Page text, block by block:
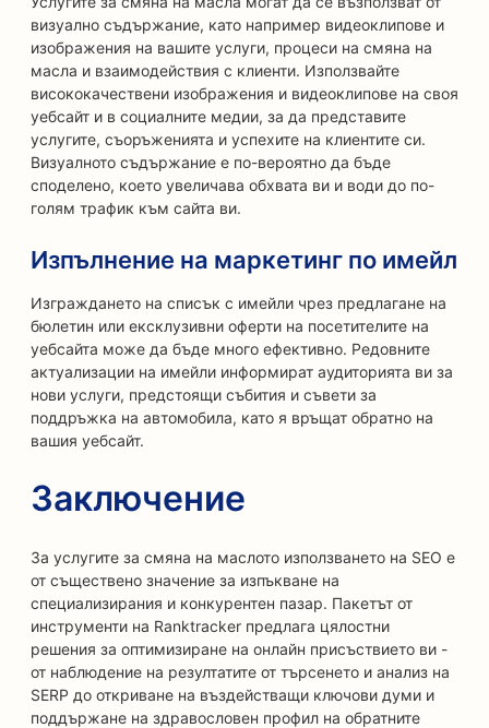
визуално съдържание, като например видеоклипове и
изображения на вашите услуги, процеси на смяна на
масла и взаимодействия с клиенти. Използвайте
висококачествени изображения и видеоклипове на своя
уебсайт и в социалните медии, за да представите
услугите, съоръженията и успехите на клиентите си.
Визуалното съдържание е по-вероятно да бъде
споделено, което увеличава обхвата ви и води до по-
голям трафик към сайта ви.
Изпълнение на маркетинг по имейл
Изграждането на списък с имейли чрез предлагане на
бюлетин или ексклузивни оферти на посетителите на
уебсайта може да бъде много ефективно. Редовните
актуализации на имейли информират аудиторията ви за
нови услуги, предстоящи събития и съвети за
поддръжка на автомобила, като я връщат обратно на
вашия уебсайт.
Заключение
За услугите за смяна на маслото използването на SEO е
от съществено значение за изпъкване на
специализирания и конкурентен пазар. Пакетът от
инструменти на Ranktracker предлага цялостни
решения за оптимизиране на онлайн присъствието ви -
от наблюдение на резултатите от търсенето и анализ на
SERP до откриване на въздействащи ключови думи и
поддържане на здравословен профил на обратните